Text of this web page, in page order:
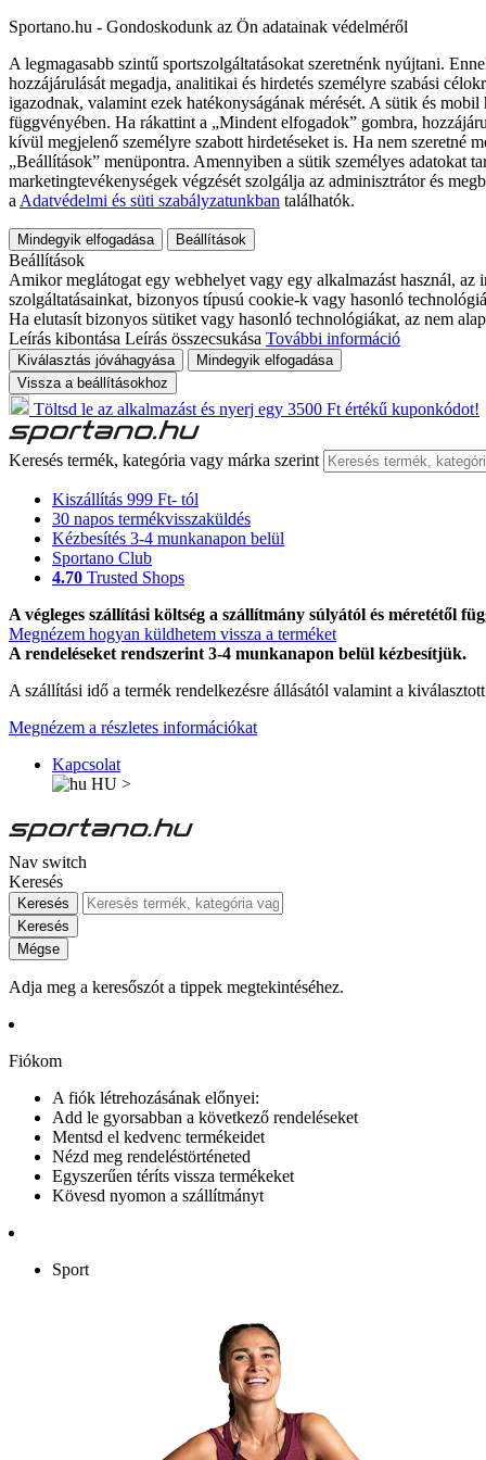
Sportano.hu - Gondoskodunk az Ön adatainak védelméről
A legmagasabb szintű sportszolgáltatásokat szeretnénk nyújtani.
hozzájárulását megadja, analitikai és hirdetés személyre szabási
igazodnak, valamint ezek hatékonyságának mérését. A sütik és
függvényében. Ha rákattint a „Mindent elfogadok” gombra,
kívül megjelenő személyre szabott hirdetéseket is. Ha nem szeretné
„Beállítások” menüpontra. Amennyiben a sütik személyes adatokat
marketingtevékenységek végzését szolgálja az adminisztrátor és
a Adatvédelmi és süti szabályzatunkban találhatók.
Mindegyik elfogadása Beállítások
Beállítások
Amikor meglátogat egy webhelyet vagy egy alkalmazást használ,
szolgáltatásainkat, bizonyos típusú cookie-k vagy hasonló
Ha elutasít bizonyos sütiket vagy hasonló technológiákat, az nem
Leírás kibontása Leírás összecsukása További információ
Kiválasztás jóváhagyása
Mindegyik elfogadása
Vissza a beállításokhoz
Töltsd le az alkalmazást és nyerj egy 3500 Ft értékű kuponkódot!
Keresés termék, kategória vagy márka szerint
Kiszállítás 999 Ft- tól
30 napos termékvisszaküldés
Kézbesítés 3-4 munkanapon belül
Sportano Club
4.70 Trusted Shops
A végleges szállítási költség a szállítmány súlyától és méretétől
Megnézem hogyan küldhetem vissza a terméket
A rendeléseket rendszerint 3-4 munkanapon belül kézbesítjük.
A szállítási idő a termék rendelkezésre állásától valamint a
Megnézem a részletes információkat
Kapcsolat
HU >
Nav switch
Keresés
Keresés
Keresés
Mégse
Adja meg a keresőszót a tippek megtekintéséhez.
Fiókom
A fiók létrehozásának előnyei:
Add le gyorsabban a következő rendeléseket
Mentsd el kedvenc termékeidet
Nézd meg rendeléstörténeted
Egyszerűen téríts vissza termékeket
Kövesd nyomon a szállítmányt
Sport